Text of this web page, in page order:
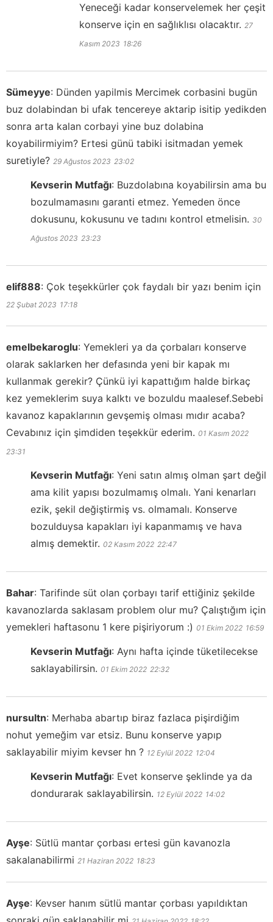
Yeneceği kadar konservelemek her çeşit
konserve için en sağlıklısı olacaktır. 27
Kasım 2023 18:26
Sümeyye: Dünden yapilmis Mercimek corbasini bugün
buz dolabindan bi ufak tencereye aktarip isitip yedikden
sonra arta kalan corbayi yine buz dolabina
koyabilirmiyim? Ertesi günü tabiki isitmadan yemek
suretiyle? 29 Ağustos 2023 23:02
Kevserin Mutfağı: Buzdolabına koyabilirsin ama bu
bozulmamasını garanti etmez. Yemeden önce
dokusunu, kokusunu ve tadını kontrol etmelisin. 30
Ağustos 2023 23:23
elif888: Çok teşekkürler çok faydalı bir yazı benim için
22 Şubat 2023 17:18
emelbekaroglu: Yemekleri ya da çorbaları konserve
olarak saklarken her defasında yeni bir kapak mı
kullanmak gerekir? Çünkü iyi kapattığım halde birkaç
kez yemeklerim suya kalktı ve bozuldu maalesef.Sebebi
kavanoz kapaklarının gevşemiş olması mıdır acaba?
Cevabınız için şimdiden teşekkür ederim. 01 Kasım 2022
23:31
Kevserin Mutfağı: Yeni satın almış olman şart değil
ama kilit yapısı bozulmamış olmalı. Yani kenarları
ezik, şekil değiştirmiş vs. olmamalı. Konserve
bozulduysa kapakları iyi kapanmamış ve hava
almış demektir. 02 Kasım 2022 22:47
Bahar: Tarifinde süt olan çorbayı tarif ettiğiniz şekilde
kavanozlarda saklasam problem olur mu? Çalıştığım için
yemekleri haftasonu 1 kere pişiriyorum :) 01 Ekim 2022 16:59
Kevserin Mutfağı: Aynı hafta içinde tüketilecekse
saklayabilirsin. 01 Ekim 2022 22:32
nursultn: Merhaba abartıp biraz fazlaca pişirdiğim
nohut yemeğim var etsiz. Bunu konserve yapıp
saklayabilir miyim kevser hn ? 12 Eylül 2022 12:04
Kevserin Mutfağı: Evet konserve şeklinde ya da
dondurarak saklayabilirsin. 12 Eylül 2022 14:02
Ayşe: Sütlü mantar çorbası ertesi gün kavanozla
sakalanabilirmi 21 Haziran 2022 18:23
Ayşe: Kevser hanım sütlü mantar çorbası yapıldıktan